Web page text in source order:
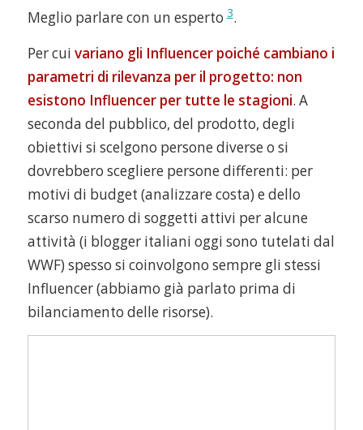
Meglio parlare con un esperto3.
Per cui variano gli Influencer poiché cambiano i
parametri di rilevanza per il progetto: non
esistono Influencer per tutte le stagioni. A
seconda del pubblico, del prodotto, degli
obiettivi si scelgono persone diverse o si
dovrebbero scegliere persone differenti: per
motivi di budget (analizzare costa) e dello
scarso numero di soggetti attivi per alcune
attività (i blogger italiani oggi sono tutelati dal
WWF) spesso si coinvolgono sempre gli stessi
Influencer (abbiamo già parlato prima di
bilanciamento delle risorse).